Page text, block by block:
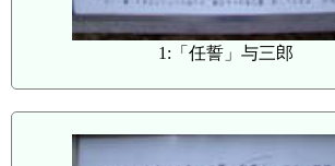
1:「任誓」与三郎